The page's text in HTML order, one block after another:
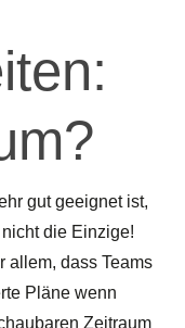
gut geeignet ist,
die Einzige!
allem, dass Teams
Pläne wenn
Zeitraum